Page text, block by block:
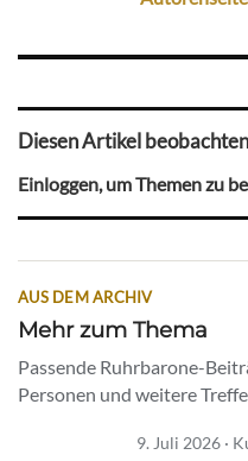
Diesen Artikel beobachten
Einloggen, um Themen zu
AUS DEM ARCHIV
Mehr zum Thema
Passende Ruhrbarone-
Personen und weitere
9. Juli 2026 ·